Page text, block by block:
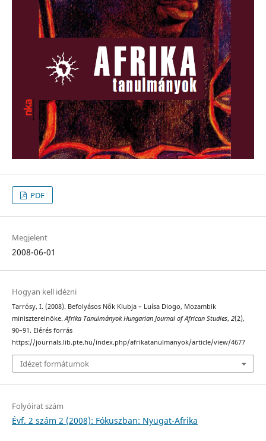
PDF
Megjelent
2008-06-01
Hogyan kell idézni
Tarrósy, I. (2008). Befolyásos Nők Klubja – Luísa Diogo, Mozambik
miniszterelnöke.Afrika Tanulmányok Hungarian Journal of African Studies, 2(2),
90–91. Elérés forrás
https://journals.lib.pte.hu/index.php/afrikatanulmanyok/article/view/4677
Idézet formátumok
Folyóirat szám
Évf. 2 szám 2 (2008): Fókuszban: Nyugat-Afrika